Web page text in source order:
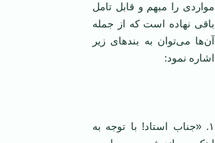
مواردی را مبهم و قابل تامل
باقی نهاده است که از جمله
آن‌ها می‌توان به بندهای زیر
اشاره نمود:
۱. «جناب استاد! با توجه به